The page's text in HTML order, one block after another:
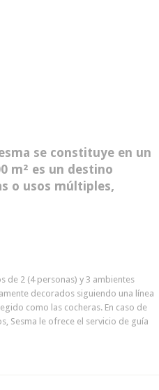
se constituye en un
m² es un destino
o usos múltiples,
de 2 (4 personas) y 3 ambientes
decorados siguiendo una línea
como las cocheras. En caso de
Sesma le ofrece el servicio de guía